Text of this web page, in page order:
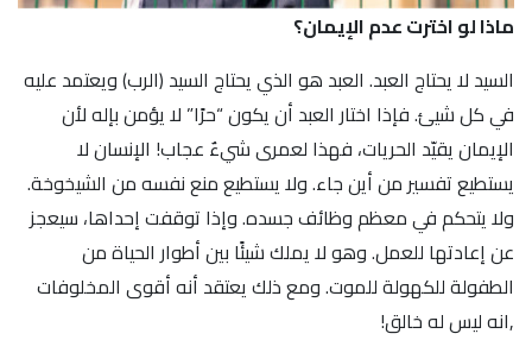
ماذا لو اخترت عدم الإيمان؟
السيد لا يحتاج العبد. العبد هو الذي يحتاج السيد (الرب) ويعتمد عليه
في كل شيئ. فإذا اختار العبد أن يكون “حرًا” لا يؤمن بإله لأن
الإيمان يقيّد الحريات، فهذا لعمرى شيءٌ عجاب! الإنسان لا
يستطيع تفسير من أين جاء. ولا يستطيع منع نفسه من الشيخوخة.
ولا يتحكم في معظم وظائف جسده. وإذا توقفت إحداها، سيعجز
عن إعادتها للعمل. وهو لا يملك شيئًا بين أطوار الحياة من
الطفولة للكهولة للموت. ومع ذلك يعتقد أنه أقوى المخلوفات
,انه ليس له خالق!